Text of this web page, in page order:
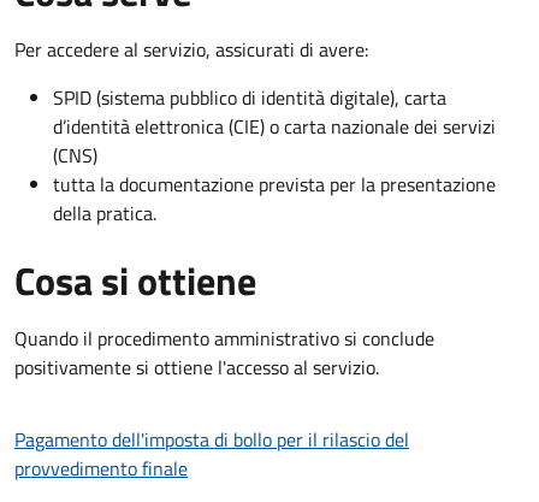
Per accedere al servizio, assicurati di avere:
SPID (sistema pubblico di identità digitale), carta
d’identità elettronica (CIE) o carta nazionale dei servizi
(CNS)
tutta la documentazione prevista per la presentazione
della pratica.
Cosa si ottiene
Quando il procedimento amministrativo si conclude
positivamente si ottiene l'accesso al servizio.
Pagamento dell'imposta di bollo per il rilascio del
provvedimento finale